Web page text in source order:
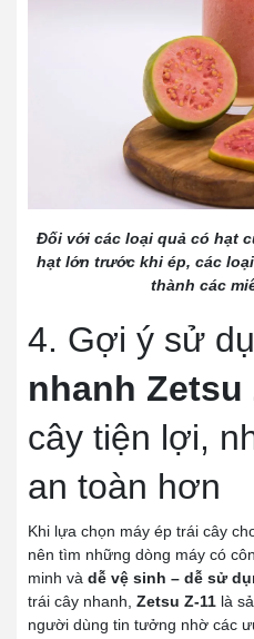
Đối với các loại quả có hạt
hạt lớn trước khi ép, các
thành các
4. Gợi ý sử
nhanh Zetsu
cây tiện lợi,
an toàn hơn
Khi lựa chọn máy ép trái cây
nên tìm những dòng máy có
minh và dễ vệ sinh – dễ sử
trái cây nhanh, Zetsu Z-11 là
người dùng tin tưởng nhờ các